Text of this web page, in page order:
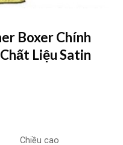
Boxer Chính
Liệu Satin
Chiều cao